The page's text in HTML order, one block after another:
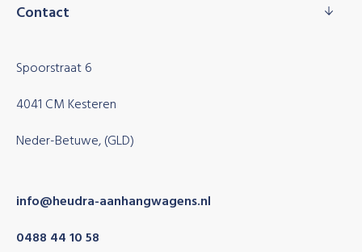
Contact
Spoorstraat 6
4041 CM Kesteren
Neder-Betuwe, (GLD)
info@heudra-aanhangwagens.nl
0488 44 10 58